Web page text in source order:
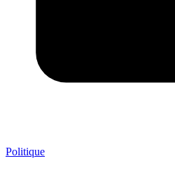
Politique